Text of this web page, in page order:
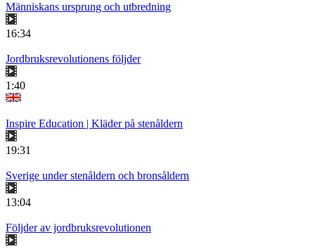
Människans ursprung och utbredning
16:34
Jordbruksrevolutionens följder
1:40
Inspire Education | Kläder på stenåldern
19:31
Sverige under stenåldern och bronsåldern
13:04
Följder av jordbruksrevolutionen